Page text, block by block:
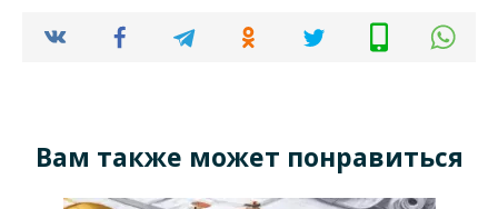
Вам также может понравиться